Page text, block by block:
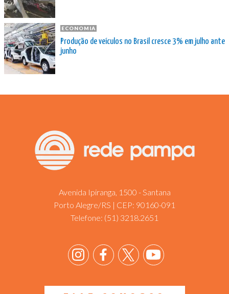
ECONOMIA
Produção de veículos no Brasil cresce 3% em julho ante
junho
Avenida Ipiranga, 1500 - Santana
Porto Alegre/RS | CEP: 90160-091
Telefone: (51) 3218.2651